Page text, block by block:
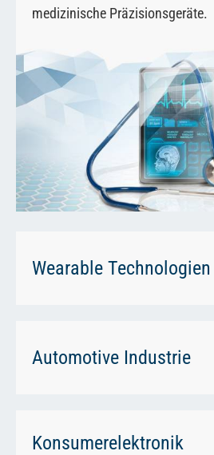
medizinische Präzisionsgeräte.
Wearable Technologien
Automotive Industrie
Konsumerelektronik